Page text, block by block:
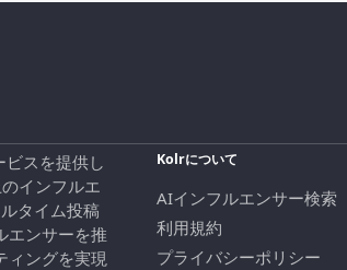
スを提供し
インフルエ
タイム投稿
エンサーを推
ィングを実現
Kolrについて
AIインフルエンサー検索
利用規約
プライバシーポリシー